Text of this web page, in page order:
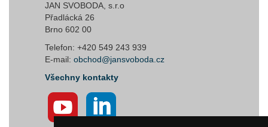
JAN SVOBODA, s.r.o
Přadlácká 26
Brno 602 00
Telefon: +420 549 243 939
E-mail: obchod@jansvoboda.cz
Všechny kontakty